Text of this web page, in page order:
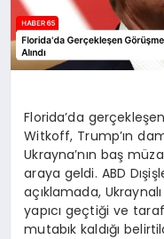
Florida’da
Witkoff, Trump’ın
Ukrayna’nın baş
araya geldi. ABD
açıklamada,
yapıcı geçtiği ve
mutabık kaldığı